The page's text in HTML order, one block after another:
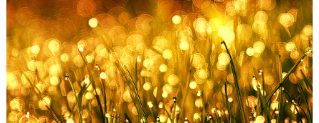
Góc chia sẻ
Liên hệ
Tìm kiếm